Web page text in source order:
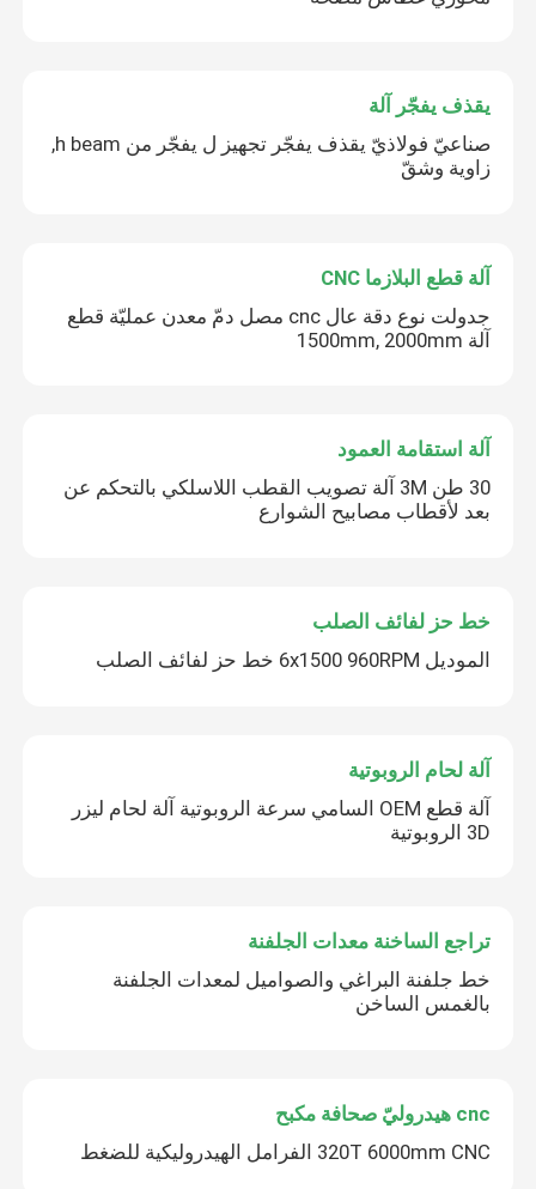
يقذف يفجّر آلة
صناعيّ فولاذيّ يقذف يفجّر تجهيز ل يفجّر من h beam,
زاوية وشقّ
آلة قطع البلازما CNC
جدولت نوع دقة عال cnc مصل دمّ معدن عمليّة قطع
آلة 1500mm, 2000mm
آلة استقامة العمود
30 طن 3M آلة تصويب القطب اللاسلكي بالتحكم عن
بعد لأقطاب مصابيح الشوارع
خط حز لفائف الصلب
الموديل 6x1500 960RPM خط حز لفائف الصلب
آلة لحام الروبوتية
آلة قطع OEM السامي سرعة الروبوتية آلة لحام ليزر
3D الروبوتية
تراجع الساخنة معدات الجلفنة
خط جلفنة البراغي والصواميل لمعدات الجلفنة
بالغمس الساخن
cnc هيدروليّ صحافة مكبح
320T 6000mm CNC الفرامل الهيدروليكية للضغط